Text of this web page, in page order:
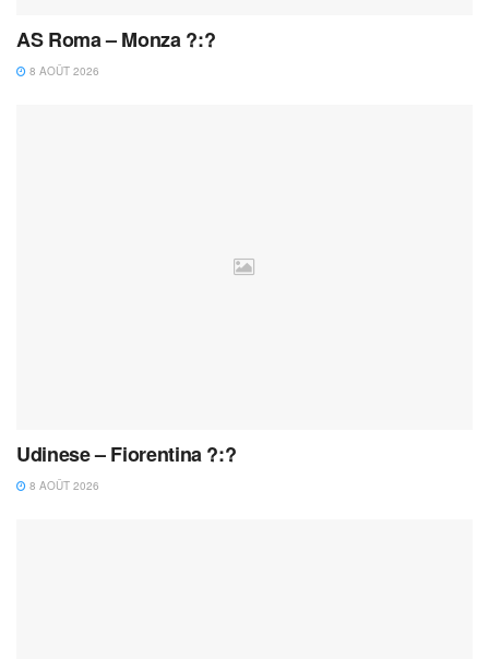
AS Roma – Monza ?:?
8 AOÛT 2026
Udinese – Fiorentina ?:?
8 AOÛT 2026